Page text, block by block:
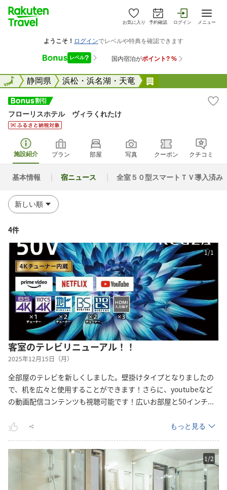
お気に入り 予約確認 ログイン メニュー
全国静岡県 浜松・浜名湖・天竜
全国
フローリスホテル ヴィラくれたけ
施設紹介 プラン 部屋 写真 クーポン クチコミ
基本情報 宿ニュース 全室５０型スマートＴＶ導入済み
4件
1/1
客室のテレビリニューアル！！
2025年12月15日（月）
全部屋のテレビを新しくしました。壁掛けタイプとなりましたの
で、机を広々と使用することができます！さらに、youtubeなど
の動画配信コンテンツも視聴可能です！広いお部屋と50インチ...
もっと見る
1/2